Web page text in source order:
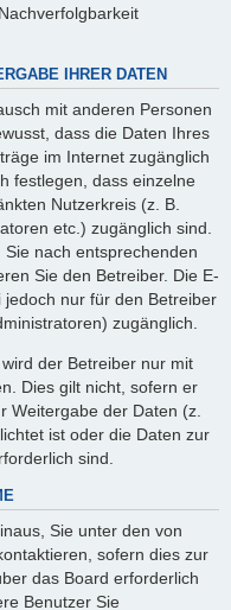
IHRER DATEN
mit anderen Personen
dass die Daten Ihres
im Internet zugänglich
festlegen, dass einzelne
Nutzerkreis (z. B.
etc.) zugänglich sind.
nach entsprechenden
Sie den Betreiber. Die E-
nur für den Betreiber
zugänglich.
der Betreiber nur mit
Dies gilt nicht, sofern er
Weitergabe der Daten (z.
ist oder die Daten zur
sind.
Sie unter den von
sofern dies zur
das Board erforderlich
Benutzer Sie